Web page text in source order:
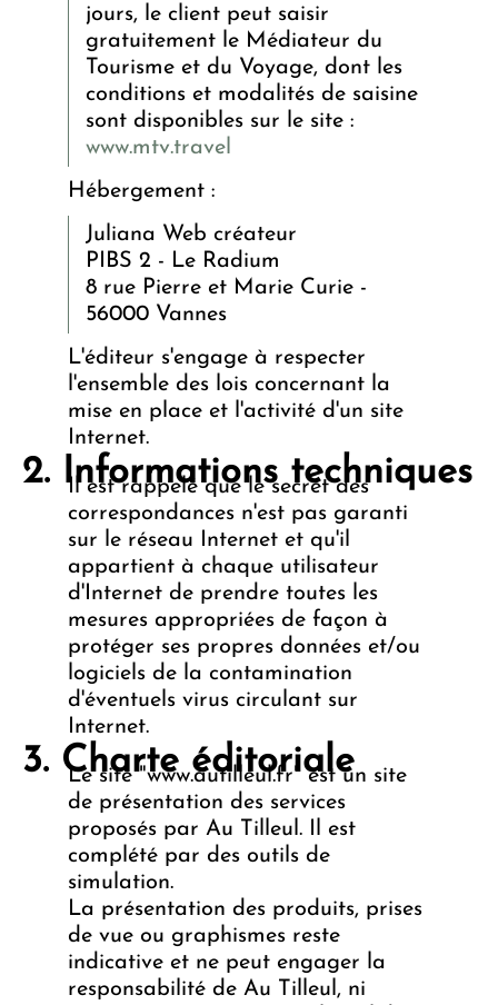
jours, le client peut saisir
gratuitement le Médiateur du
Tourisme et du Voyage, dont les
conditions et modalités de saisine
sont disponibles sur le site :
www.mtv.travel
Hébergement :
Juliana Web créateur
PIBS 2 - Le Radium
8 rue Pierre et Marie Curie -
56000 Vannes
L'éditeur s'engage à respecter
l'ensemble des lois concernant la
mise en place et l'activité d'un site
Internet.
Informations techniques
Il est rappelé que le secret des
correspondances n'est pas garanti
sur le réseau Internet et qu'il
appartient à chaque utilisateur
d'Internet de prendre toutes les
mesures appropriées de façon à
protéger ses propres données et/ou
logiciels de la contamination
d'éventuels virus circulant sur
Internet.
Charte éditoriale
Le site "www.autilleul.fr" est un site
de présentation des services
proposés par Au Tilleul. Il est
complété par des outils de
simulation.
La présentation des produits, prises
de vue ou graphismes reste
indicative et ne peut engager la
responsabilité de Au Tilleul, ni